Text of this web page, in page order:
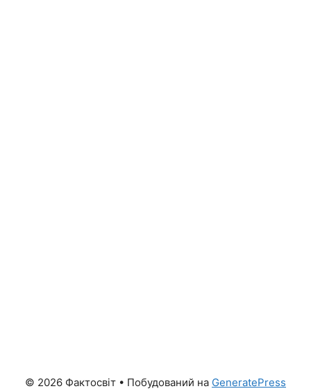
© 2026 Фактосвіт • Побудований на GeneratePress